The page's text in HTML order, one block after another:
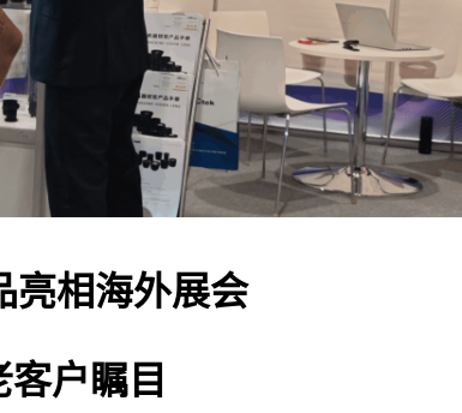
亮相海外展会
户瞩目